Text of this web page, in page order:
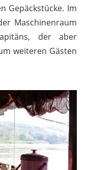
Gepäckstücke. Im
Maschinenraum
der aber
weiteren Gästen